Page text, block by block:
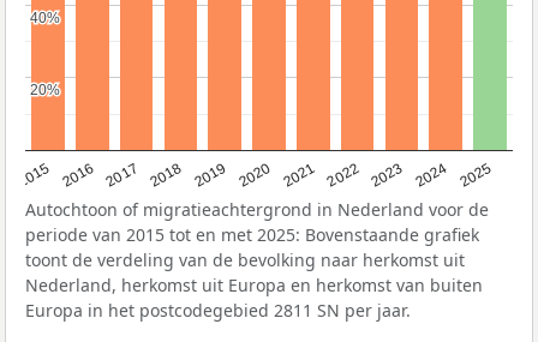
2015 2016 2017 2018 2019 2020 2021 2022 2023 2024 2025
20%
20%
40%
40%
Autochtoon of migratieachtergrond in Nederland voor de
periode van 2015 tot en met 2025: Bovenstaande grafiek
toont de verdeling van de bevolking naar herkomst uit
Nederland, herkomst uit Europa en herkomst van buiten
Europa in het postcodegebied 2811 SN per jaar.